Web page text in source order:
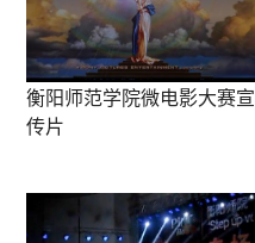
衡阳师范学院微电影大赛宣
传片